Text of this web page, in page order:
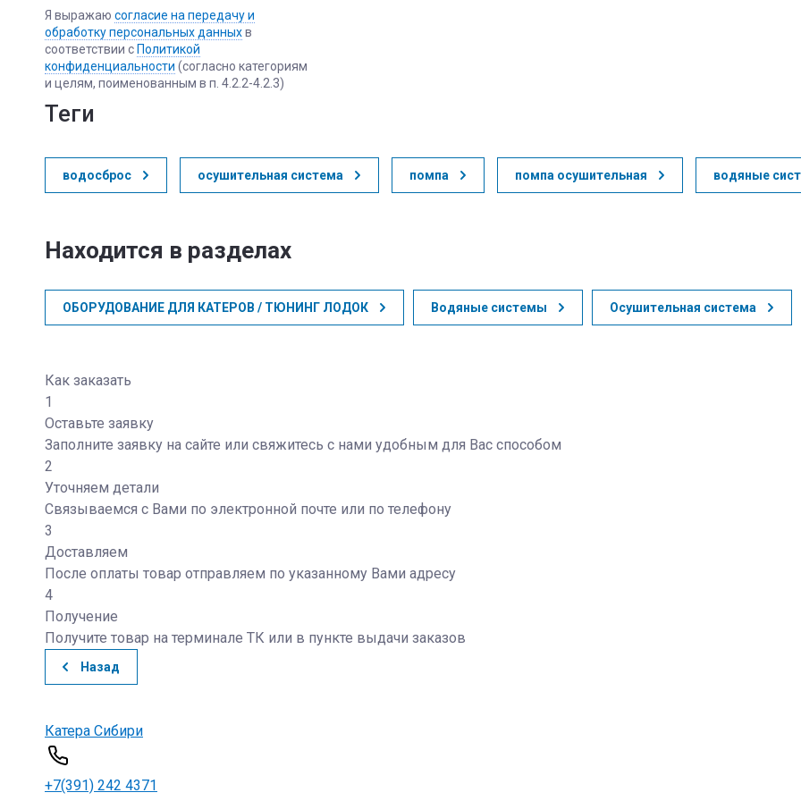
Я выражаю согласие на передачу и
обработку персональных данныхв
соответствии с Политикой
конфиденциальности (согласно категориям
и целям, поименованным в п. 4.2.2-4.2.3)
теги
водосброс осушительная система помпа помпа осушительная водяные
Находится в разделах
ОБОРУДОВАНИЕ ДЛЯ КАТЕРОВ / ТЮНИНГ ЛОДОК Водяные системы Осушительная система
Как заказать
1
Оставьте заявку
Заполните заявку на сайте или свяжитесь с нами удобным для Вас способом
2
Уточняем детали
Связываемся с Вами по электронной почте или по телефону
3
Доставляем
После оплаты товар отправляем по указанному Вами адресу
4
Получение
Получите товар на терминале ТК или в пункте выдачи заказов
Назад
Катера Сибири
+7(391) 242 4371